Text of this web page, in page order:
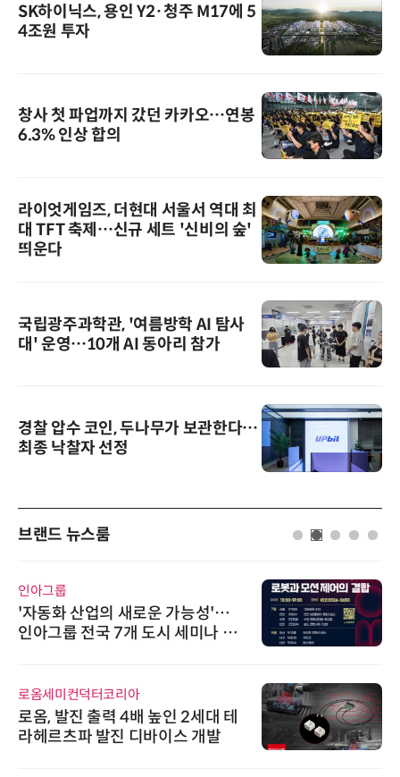
SK하이닉스, 용인 Y2·청주 M17에 5
4조원 투자
창사 첫 파업까지 갔던 카카오…연봉
6.3% 인상 합의
라이엇게임즈, 더현대 서울서 역대 최
대 TFT 축제…신규 세트 '신비의 숲'
띄운다
국립광주과학관, '여름방학 AI 탐사
대' 운영…10개 AI 동아리 참가
경찰 압수 코인, 두나무가 보관한다…
최종 낙찰자 선정
브랜드 뉴스룸
인아그룹
'자동화 산업의 새로운 가능성'…
인아그룹 전국 7개 도시 세미나 페
로옴세미컨덕터코리아
로옴, 발진 출력 4배 높인 2세대 테
라헤르츠파 발진 디바이스 개발